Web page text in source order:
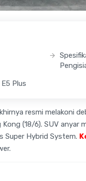
Plus
resmi melakoni
(18/6). SUV
Super Hybrid System.